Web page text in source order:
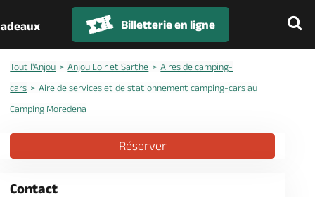
Billetterie en ligne
Tout l'Anjou Anjou Loir et Sarthe
Aires de camping-
cars
Aire de services et de stationnement camping-cars au
Camping Moredena
Réserver
Contact